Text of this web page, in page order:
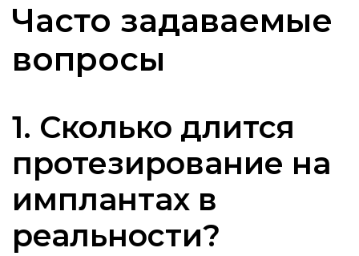
Часто задаваемые
вопросы
1. Сколько длится
протезирование на
имплантах в
реальности?